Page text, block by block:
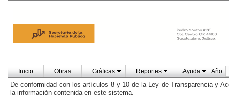
Inicio Obras Gráficas Reportes Ayuda Año:
De conformidad con los artículos 8 y 10 de la Ley de Transparencia y
la información contenida en este sistema.